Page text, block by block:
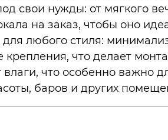
свои нужды: от мягкого
на заказ, чтобы оно
любого стиля:
крепления, что делает
что особенно важно
баров и других